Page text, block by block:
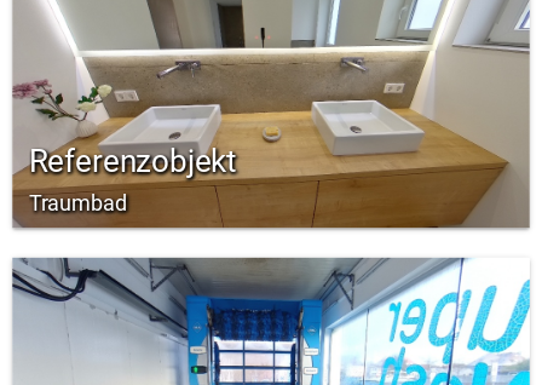
Referenzobjekt
Traumbad